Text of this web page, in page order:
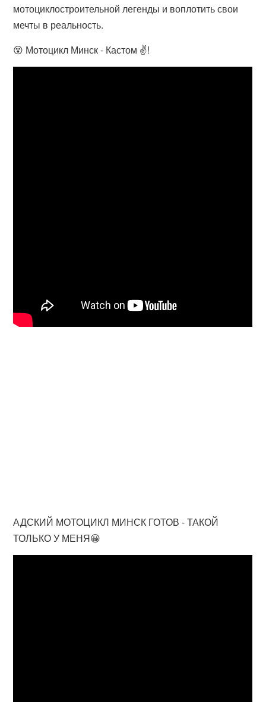
мотоциклостроительной легенды и воплотить свои
мечты в реальность.
😵 Мотоцикл Минск - Кастом ✌!
АДСКИЙ МОТОЦИКЛ МИНСК ГОТОВ - ТАКОЙ
ТОЛЬКО У МЕНЯ😀